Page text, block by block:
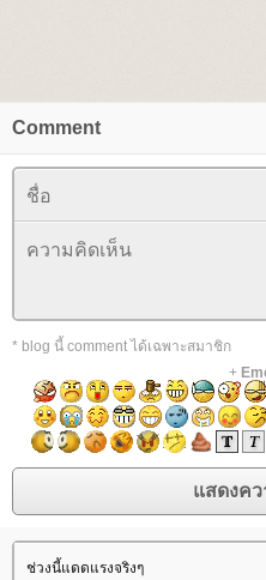
Comment
* blog นี้ comment ได้เฉพาะสมาชิก
+
ช่วงนี้แดดแรงจริงๆ